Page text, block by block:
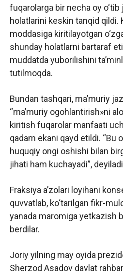
fuqarolarga bir necha oy
holatlarini keskin tanqid qildi.
moddasiga kiritilayotgan
shunday holatlarni bartaraf
muddatda yuborilishini
tutilmoqda.
Bundan tashqari, ma’muriy
“ma’muriy ogohlantirish»ni
kiritish fuqarolar manfaati
qadam ekani qayd etildi. “Bu
huquqiy ongi oshishi bilan
jihati ham kuchayadi”,
Fraksiya a’zolari loyihani
quvvatlab, ko‘tarilgan fikr-
yanada maromiga yetkazish
berdilar.
Joriy yilning may oyida
Sherzod Asadov davlat